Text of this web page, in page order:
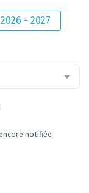
2026 - 2027
notifiée